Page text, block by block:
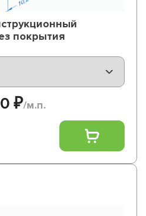
покрытия
₽/м.п.